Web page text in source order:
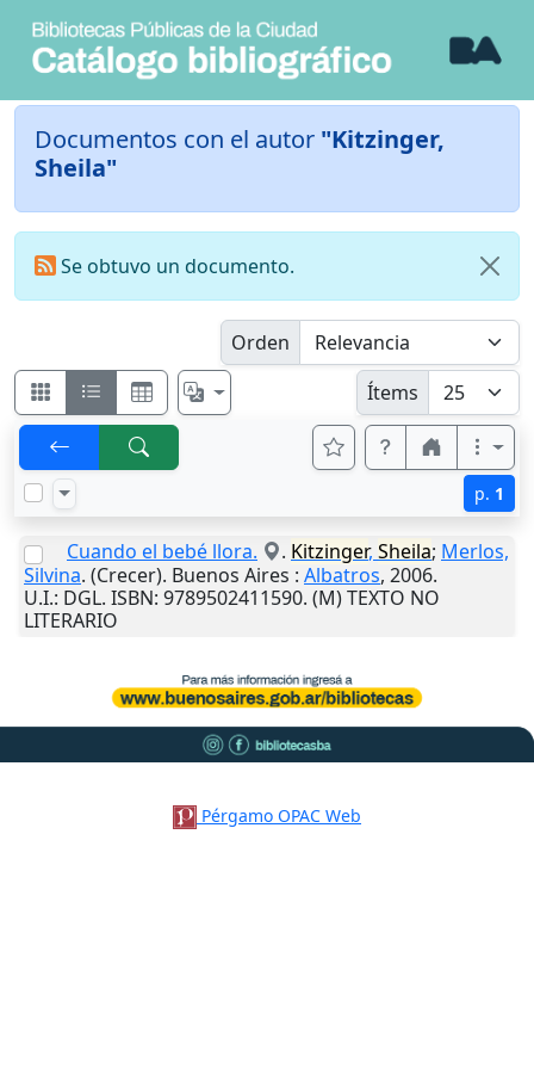
Documentos con el autor "Kitzinger,
Sheila"
Se obtuvo un documento.
Orden
Ítems
p. 1
Cuando el bebé llora. . Kitzinger, Sheila; Merlos,
Silvina. (Crecer). Buenos Aires : Albatros, 2006.
U.I.: DGL. ISBN: 9789502411590. (M) TEXTO NO
LITERARIO
Pérgamo OPAC Web